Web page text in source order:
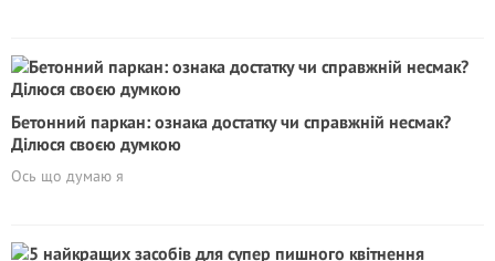
Бетонний паркан: ознака достатку чи справжній несмак?
Ділюся своєю думкою
Ось що думаю я